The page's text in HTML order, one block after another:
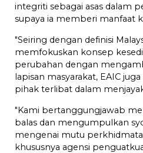
integriti sebagai asas dalam
supaya ia memberi manfaat
"Seiring dengan definisi
memfokuskan konsep
perubahan dengan
lapisan masyarakat, EAIC
pihak terlibat dalam
"Kami bertanggungjawab
balas dan mengumpulkan
mengenai mutu
khususnya agensi